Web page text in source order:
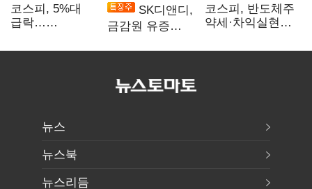
코스피, 5%대
급락…
발동
SK디앤디,
금감원 유증
상한가
코스피, 반도체주
약세·차익실현에
뉴스
뉴스북
뉴스리듬